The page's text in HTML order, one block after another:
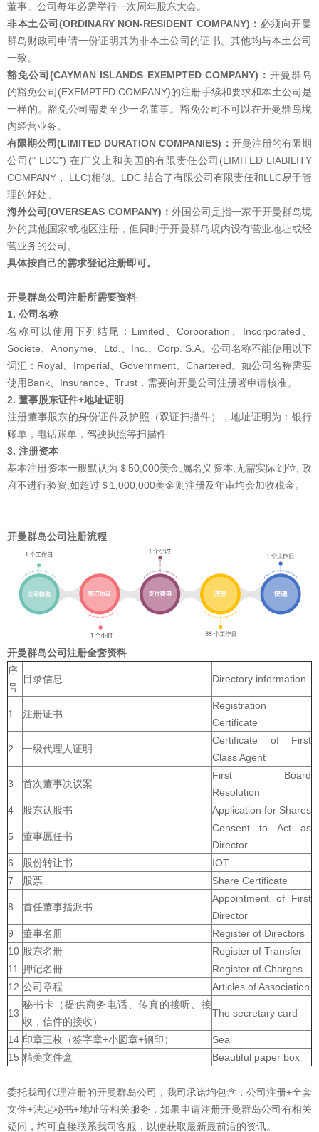
董事。公司每年必需举行一次周年股东大会。
非本土公司(ORDINARY NON-RESIDENT COMPANY)： 必须向开曼
群岛财政司申请一份证明其为非本土公司的证书。其他均与本土公司
一致。
豁免公司(CAYMAN ISLANDS EXEMPTED COMPANY) ： 开曼群岛
的豁免公司(EXEMPTED COMPANY)的注册手续和要求和本土公司是
一样的。豁免公司需要至少一名董事。豁免公司不可以在开曼群岛境
内经营业务。
有限期公司(LIMITED DURATION COMPANIES) ： 开曼注册的有限期
公司(" LDC") 在广义上和美国的有限责任公司(LIMITED LIABILITY
COMPANY， LLC)相似。LDC 结合了有限公司有限责任和LLC易于管
理的好处。
海外公司(OVERSEAS COMPANY)： 外国公司是指一家于开曼群岛境
外的其他国家或地区注册，但同时于开曼群岛境内设有营业地址或经
营业务的公司。
具体按自己的需求登记注册即可。
开曼群岛公司注册所需要资料
1. 公司名称
名称可以使用下列结尾：Limited、Corporation、Incorporated、
Societe、Anonyme、Ltd.、Inc.、Corp. S.A。公司名称不能使用以下
词汇：Royal、Imperial、Government、Chartered。如公司名称需要
使用Bank、Insurance、Trust，需要向开曼公司注册署申请核准。
2. 董事股东证件+地址证明
注册董事股东的身份证件及护照（双证扫描件），地址证明为：银行
账单，电话账单，驾驶执照等扫描件
3. 注册资本
基本注册资本一般默认为＄50,000美金,属名义资本,无需实际到位, 政
府不进行验资,如超过＄1,000,000美金则注册及年审均会加收税金。
开曼群岛公司注册流程
开曼群岛公司注册全套资料
序
号
目录信息 Directory information
1 注册证书
Registration
Certificate
2 一级代理人证明
Certificate of First
Class Agent
3 首次董事决议案
First Board
Resolution
4
股东认股书 Application for Shares
5 董事愿任书
Consent to Act as
Director
6
股份转让书
IOT
7
股票 Share Certificate
8 首任董事指派书
Appointment of First
Director
9
董事名册
Register of Directors
10 股东名册
Register of Transfer
11 押记名冊
Register of Charges
12 公司章程 Articles of Association
13
秘书卡（提供商务电话、传真的接听、接
收，信件的接收）
The secretary card
14 印章三枚（签字章+小圆章+钢印）
Seal
15 精美文件盒 Beautiful paper box
委托我司代理注册的开曼群岛公司，我司承诺均包含：公司注册+全套
文件+法定秘书+地址等相关服务，如果申请注册开曼群岛公司有相关
疑问，均可直接联系我司客服，以便获取最新最前沿的资讯。